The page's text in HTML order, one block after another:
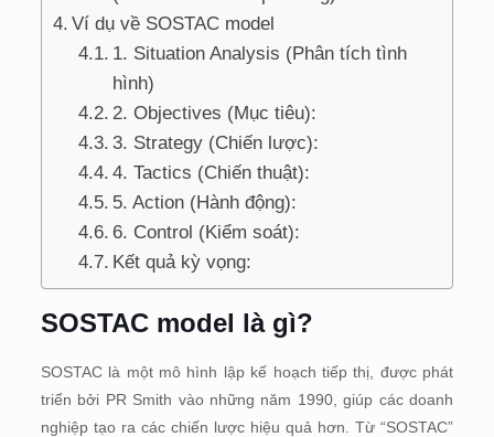
Ví dụ về SOSTAC model
1. Situation Analysis (Phân tích tình
hình)
2. Objectives (Mục tiêu):
3. Strategy (Chiến lược):
4. Tactics (Chiến thuật):
5. Action (Hành động):
6. Control (Kiểm soát):
Kết quả kỳ vọng:
SOSTAC model là gì?
SOSTAC là một mô hình lập kế hoạch tiếp thị, được phát
triển bởi PR Smith vào những năm 1990, giúp các doanh
nghiệp tạo ra các chiến lược hiệu quả hơn. Từ “SOSTAC”